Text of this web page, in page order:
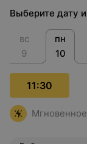
Выберите дату
вс
9
пн
10
11:30